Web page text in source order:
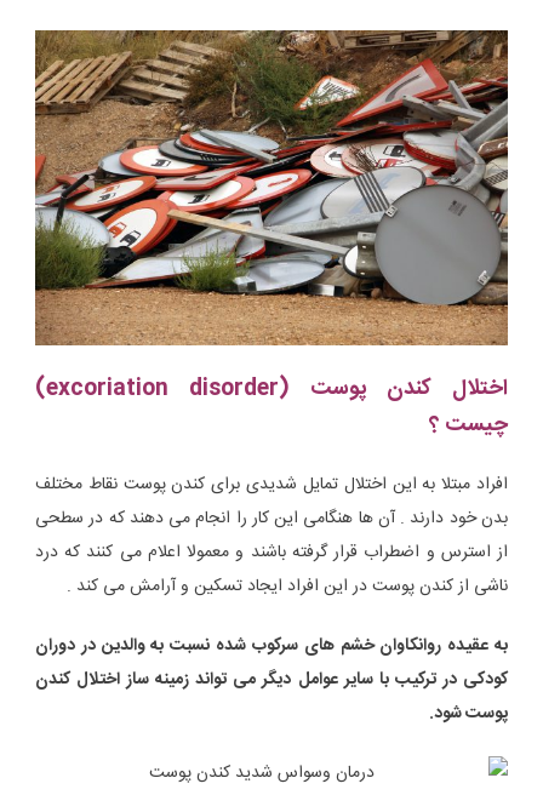
اختلال کندن پوست (excoriation disorder)
چیست ؟
افراد مبتلا به این اختلال تمایل شدیدی برای کندن پوست نقاط مختلف
بدن خود دارند . آن ها هنگامی این کار را انجام می دهند که در سطحی
از استرس و اضطراب قرار گرفته باشند و معمولا اعلام می کنند که درد
ناشی از کندن پوست در این افراد ایجاد تسکین و آرامش می کند .
به عقیده روانکاوان خشم های سرکوب شده نسبت به والدین در دوران
کودکی در ترکیب با سایر عوامل دیگر می تواند زمینه ساز اختلال کندن
پوست شود.